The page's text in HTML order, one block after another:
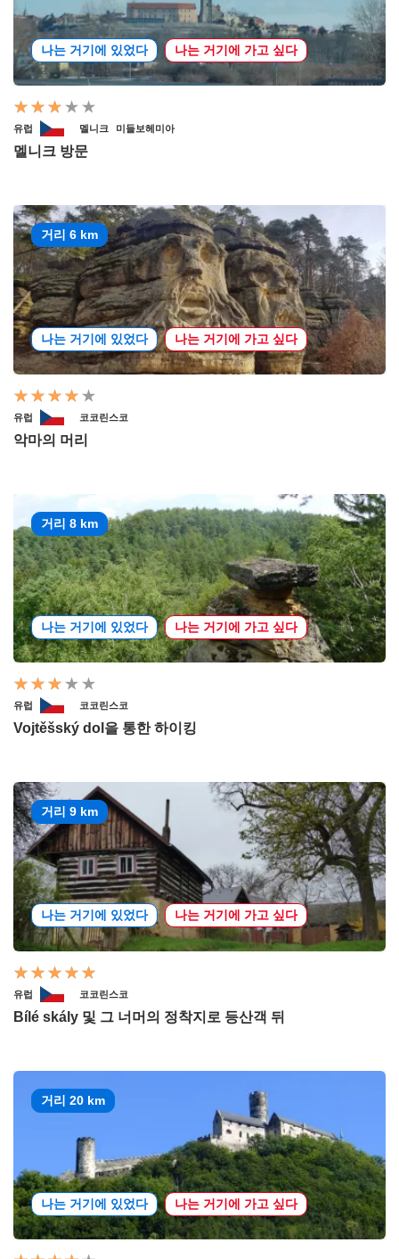
나는 거기에 있었다 나는 거기에 가고 싶다
유럽 멜니크 미들보헤미아
멜니크 방문
거리 6 km
나는 거기에 있었다 나는 거기에 가고 싶다
유럽 코코린스코
악마의 머리
거리 8 km
나는 거기에 있었다 나는 거기에 가고 싶다
유럽 코코린스코
Vojtěšský dol을 통한 하이킹
거리 9 km
나는 거기에 있었다 나는 거기에 가고 싶다
유럽 코코린스코
Bílé skály 및 그 너머의 정착지로 등산객 뒤
거리 20 km
나는 거기에 있었다 나는 거기에 가고 싶다